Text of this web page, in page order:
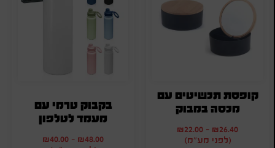
קופסת תכשיטים עם
מכסה במבוק
₪26.40
-
₪22.00
(לפני מע"מ)
בקבוק טרמי עם
מעמד לטלפון
₪48.00
-
₪40.00